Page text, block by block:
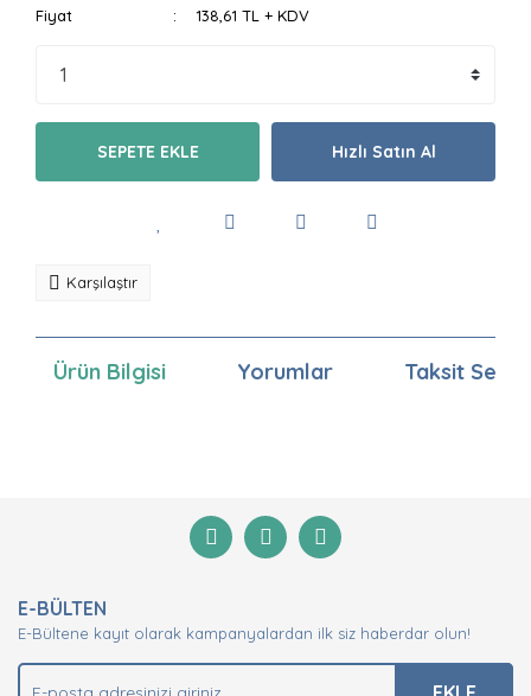
Fiyat 138,61 TL + KDV
SEPETE EKLE Hızlı Satın Al
Karşılaştır
Ürün Bilgisi Yorumlar Taksit
Yorum Yaz
Görüş ve önerileriniz için teşekkür ederiz.
Ürün açıklamasında eksik bilgiler bulunuyor.
Ürün bilgilerinde hatalar bulunuyor.
E-BÜLTEN
E-Bültene kayıt olarak kampanyalardan ilk siz haberdar olun!